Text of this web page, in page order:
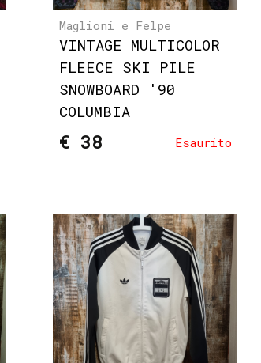
Maglioni e Felpe
VINTAGE MULTICOLOR
FLEECE SKI PILE
SNOWBOARD '90
COLUMBIA
€ 38 Esaurito